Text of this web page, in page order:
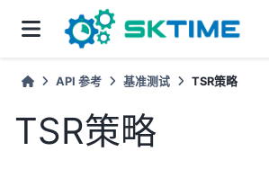
API 参考 基准测试 TSR策略
TSR策略